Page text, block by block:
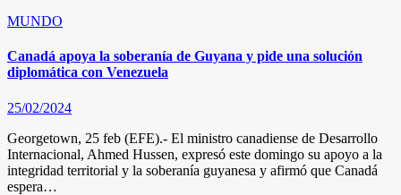
MUNDO
Canadá apoya la soberanía de Guyana y pide una solución
diplomática con Venezuela
25/02/2024
Georgetown, 25 feb (EFE).- El ministro canadiense de Desarrollo
Internacional, Ahmed Hussen, expresó este domingo su apoyo a la
integridad territorial y la soberanía guyanesa y afirmó que Canadá
espera…